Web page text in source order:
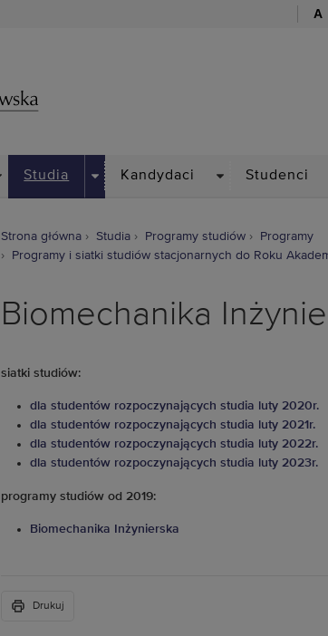
A
Studia
DROPDOWN
Kandydaci Studenci
Strona główna Studia Programy studiów
Programy
Programy i siatki studiów stacjonarnych do Roku
Biomechanika
siatki studiów:
dla studentów rozpoczynających studia luty 2020r.
dla studentów rozpoczynających studia luty 2021r.
dla studentów rozpoczynających studia luty 2022r.
dla studentów rozpoczynających studia luty 2023r.
programy studiów od 2019:
Biomechanika Inżynierska
Drukuj